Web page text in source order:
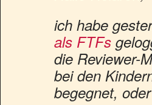
ich habe
als FTFs
die Reviewer-
bei den
begegnet,